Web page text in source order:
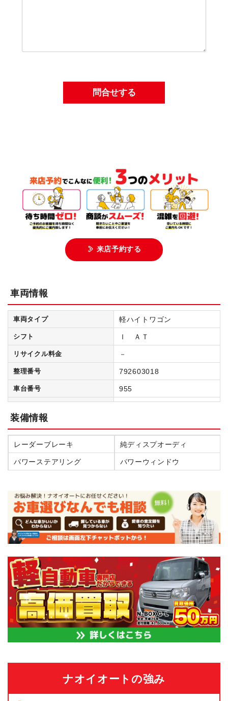
来店予約する
車両情報
車両タイプ 軽ハイトワゴン
シフト Ｉ ＡＴ
リサイクル料金 －
整理番号 792603018
車台番号 955
装備情報
レーダーブレーキ 純ディスプオーディ
パワーステアリング パワーウィンドウ
ナオイオートの強み